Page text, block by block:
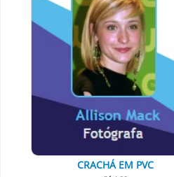
CRACHÁ EM PVC